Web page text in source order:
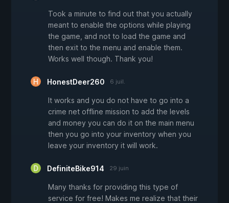
Took a minute to find out that you actually
meant to enable the options while playing
the game, and not to load the game and
then exit to the menu and enable them.
Works well though. Thank you!
HonestDeer260 6 juil.
It works and you do not have to go into a
crime net offline mission to add the levels
and money you can do it on the main menu
then you go into your inventory when you
leave your inventory it will work.
DefiniteBike914 29 juin
Many thanks for providing this type of
service for free! Makes me realize that their